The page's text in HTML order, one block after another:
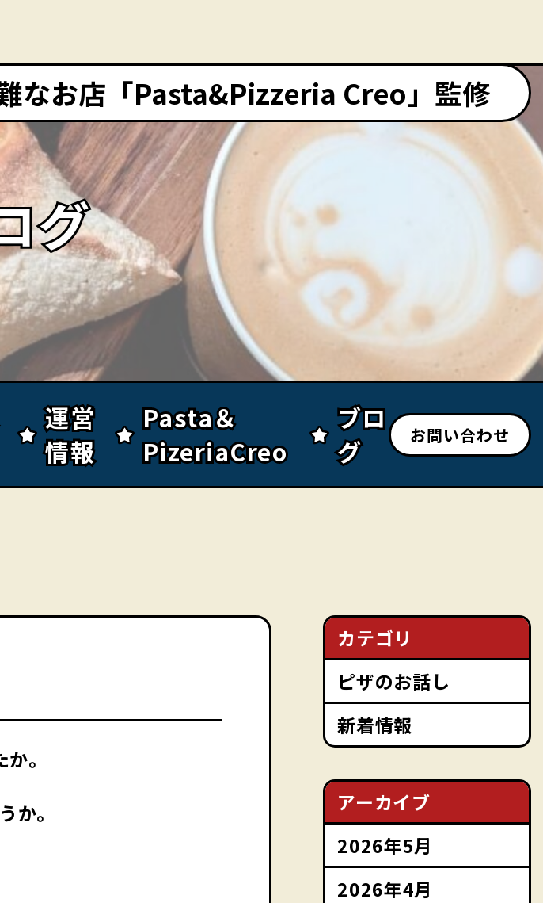
なお店「Pasta&Pizzeria Creo」監修
グ
グ
運営
情報
運営
情報
Pasta＆
PizeriaCreo
Pasta＆
PizeriaCreo
ブロ
グ
ブロ
グ
お問い合わせ
。
か。
カテゴリ
ピザのお話し
新着情報
アーカイブ
2026年5月
2026年4月